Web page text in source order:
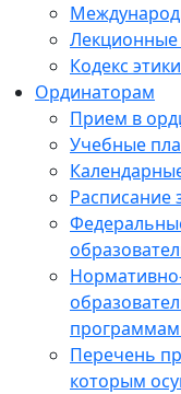
Лекционные
Кодекс
Ординаторам
Прием в
Учебные
Расписание
Перечень
которым